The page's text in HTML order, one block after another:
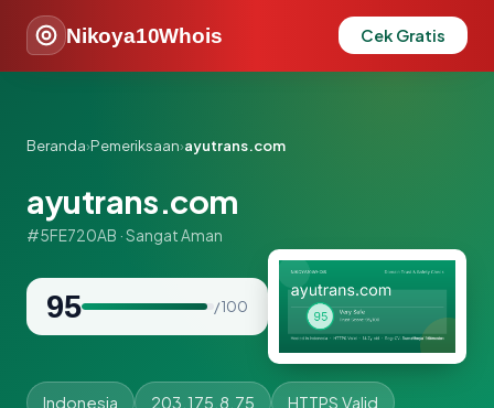
Nikoya10Whois Cek Gratis
Beranda›Pemeriksaan›ayutrans.com
ayutrans.com
#5FE720AB · Sangat Aman
95 / 100
Indonesia 203.175.8.75 HTTPS Valid